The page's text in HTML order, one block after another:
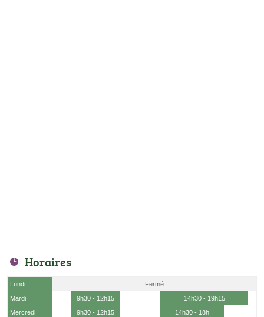
Horaires
Lundi
Fermé
Mardi
9h30 - 12h15
14h30 - 19h15
Mercredi
9h30 - 12h15
14h30 - 18h